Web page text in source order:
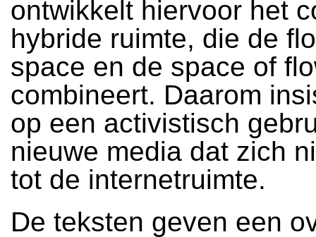
ontwikkelt hiervoor het
hybride ruimte, die de
space en de space of
combineert. Daarom
op een activistisch
nieuwe media dat zich
tot de internetruimte.
De teksten geven een